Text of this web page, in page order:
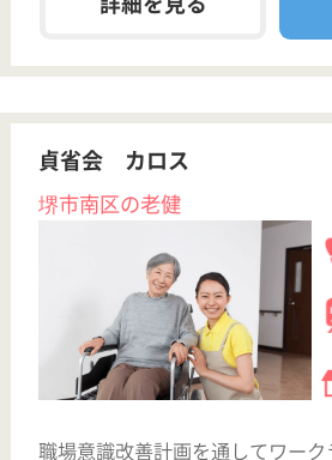
採用ご担当者様へ
看護師の求人・転職なら
介護職求人支援サービス『クリックジョブ介護』運営会社:
ライフワンズ株式会社 ( 厚生労働大臣許可 )13- ユ -303765
Copyright©LifeOnes Ltd. All Rights Reserved